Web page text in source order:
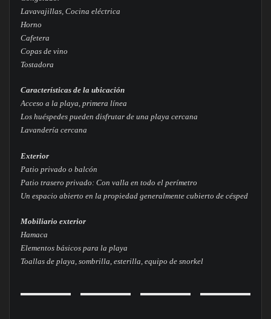
Lavavajillas, Cocina eléctrica
Horno
Cafetera
Copas de vino
Tostadora
Características de la ubicación
Acceso a la playa, primera línea
Los huéspedes pueden disfrutar de una playa cercana
Lavandería cercana
Exterior
Patio privado o balcón
Patio trasero privado: Con valla en todo el perímetro
Un espacio abierto en la propiedad generalmente cubierto de césped
Mobiliario exterior
Hamaca
Elementos básicos para la playa
Toallas de playa, sombrilla, esterilla, equipo de snorkel